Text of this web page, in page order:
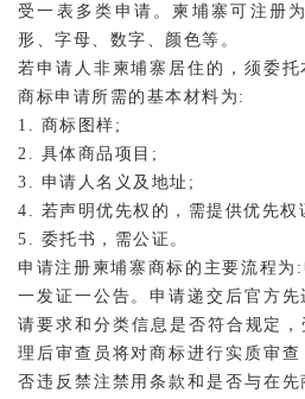
受一表多类申请。柬埔寨可注册
形、字母、数字、颜色等。
若申请人非柬埔寨居住的，须委托
商标申请所需的基本材料为:
1. 商标图样;
2. 具体商品项目;
3. 申请人名义及地址;
4. 若声明优先权的，需提供优先权
5. 委托书，需公证。
申请注册柬埔寨商标的主要流程为
一发证一公告。申请递交后官方
请要求和分类信息是否符合规定
理后审查员将对商标进行实质审
否违反禁注禁用条款和是否与在